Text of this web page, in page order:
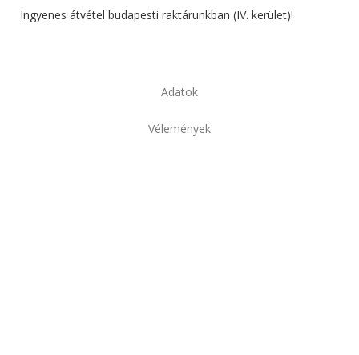
Ingyenes átvétel budapesti raktárunkban (IV. kerület)!
Adatok
Vélemények